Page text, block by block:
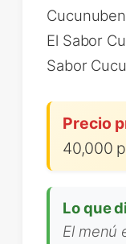
El Sabor
Sabor
Precio
40,000
Lo que
El menú